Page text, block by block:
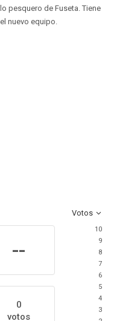
pesquero de Fuseta. Tiene
nuevo equipo.
Votos
--
0
votos
10
9
8
7
6
5
4
3